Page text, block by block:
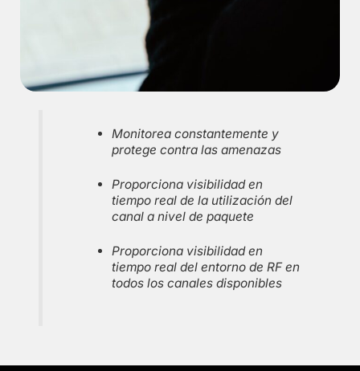
Monitorea constantemente y
protege contra las amenazas
Proporciona visibilidad en
tiempo real de la utilización del
canal a nivel de paquete
Proporciona visibilidad en
tiempo real del entorno de RF en
todos los canales disponibles